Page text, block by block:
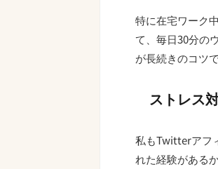
特に在宅ワーク
て、毎日30分の
が長続きのコツで
ストレス
私もTwitterアフ
れた経験がある